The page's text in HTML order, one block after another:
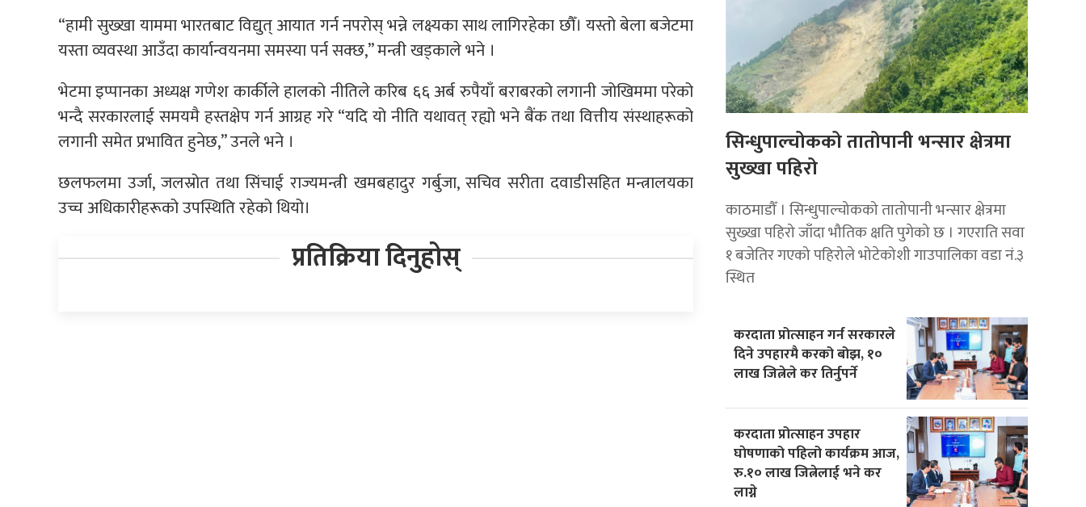
“हामी सुख्खा याममा भारतबाट विद्युत् आयात गर्न नपरोस् भन्ने लक्ष्यका साथ लागिरहेका छौँ। यस्तो बेला बजेटमा
यस्ता व्यवस्था आउँदा कार्यान्वयनमा समस्या पर्न सक्छ,” मन्त्री खड्काले भने ।
भेटमा इप्पानका अध्यक्ष गणेश कार्कीले हालको नीतिले करिब ६६ अर्ब रुपैयाँ बराबरको लगानी जोखिममा परेको
भन्दै सरकारलाई समयमै हस्तक्षेप गर्न आग्रह गरे “यदि यो नीति यथावत् रह्यो भने बैंक तथा वित्तीय संस्थाहरूको
लगानी समेत प्रभावित हुनेछ,” उनले भने ।
छलफलमा उर्जा, जलस्रोत तथा सिंचाई राज्यमन्त्री खमबहादुर गर्बुजा, सचिव सरीता दवाडीसहित मन्त्रालयका
उच्च अधिकारीहरूको उपस्थिति रहेको थियो।
प्रतिक्रिया दिनुहोस्
सिन्धुपाल्चोकको तातोपानी भन्सार क्षेत्रमा
सुख्खा पहिरो
काठमाडौँ । सिन्धुपाल्चोकको तातोपानी भन्सार क्षेत्रमा
सुख्खा पहिरो जाँदा भौतिक क्षति पुगेको छ । गएराति सवा
१ बजेतिर गएको पहिरोले भोटेकोशी गाउपालिका वडा नं.३
स्थित
करदाता प्रोत्साहन गर्न सरकारले
दिने उपहारमै करको बोझ, १०
लाख जित्नेले कर तिर्नुपर्ने
करदाता प्रोत्साहन उपहार
घाेषणाको पहिलो कार्यक्रम आज,
रु.१० लाख जित्नेलाई भने कर
लाग्ने